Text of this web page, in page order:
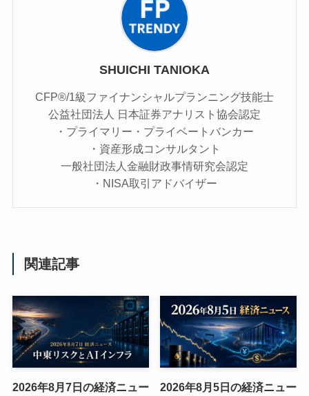
SHUICHI TANIOKA
CFP®/1級ファイナンシャルプランニング技能士
公益社団法人 日本証券アナリスト協会認定
・プライマリー・プライベートバンカー
・資産形成コンサルタント
一般社団法人金融財政事情研究会認定
・NISA取引アドバイザー
関連記事
2026年8月7日の経済ニュー
2026年8月5日の経済ニュー